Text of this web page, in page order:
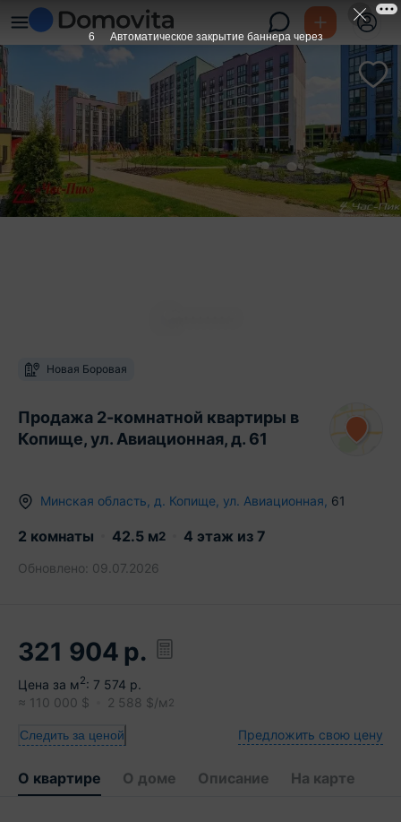
Новая Боровая
Продажа 2-комнатной квартиры в
Копище, ул. Авиационная, д. 61
Минская область д. Копище ул. Авиационная 61
2 комнаты 42.5 м2 4 этаж из 7
Обновлено: 09.07.2026
321 904 р.
Цена за м2: 7 574 р.
≈ 110 000 $ 2 588 $/м 2
Следить за ценой Предложить свою цену
О квартире О доме Описание На карте
6 Автоматическое закрытие баннера через